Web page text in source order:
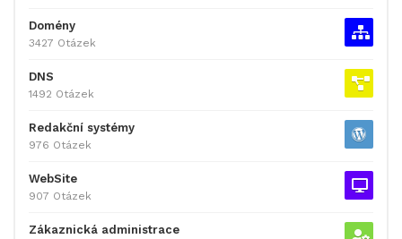
Domény
3427 Otázek
DNS
1492 Otázek
Redakční systémy
976 Otázek
WebSite
907 Otázek
Zákaznická administrace